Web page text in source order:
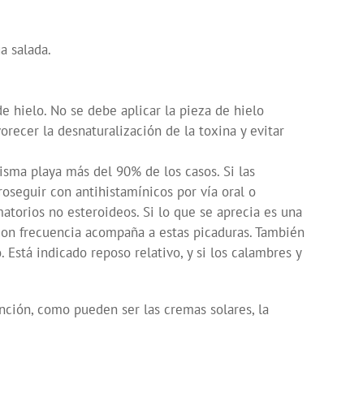
salada.
hielo. No se debe aplicar la pieza de hielo
la desnaturalización de la toxina y evitar
playa más del 90% de los casos. Si las
con antihistamínicos por vía oral o
no esteroideos. Si lo que se aprecia es una
frecuencia acompaña a estas picaduras. También
indicado reposo relativo, y si los calambres y
como pueden ser las cremas solares, la